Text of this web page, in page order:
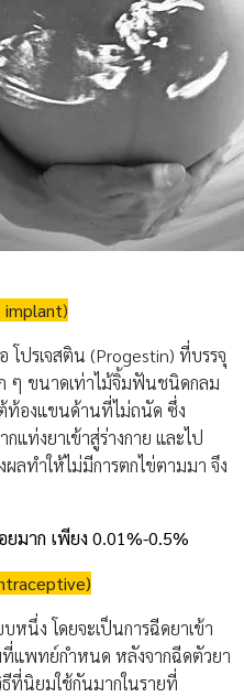
implant)
โปรเจสติน (Progestin) ที่บรรจุ
ๆ ขนาดเท่าไม้จิ้มฟันชนิดกลม
ท้องแขนด้านที่ไม่ถนัด ซึ่ง
แท่งยาเข้าสู่ร่างกาย และไป
ผลทำให้ไม่มีการตกไข่ตามมา จึง
ยมาก เพียง 0.01%-0.5%
หนึ่ง โดยจะเป็นการฉีดยาเข้า
ที่แพทย์กำหนด หลังจากฉีดตัวยา
ที่นิยมใช้กันมากในรายที่